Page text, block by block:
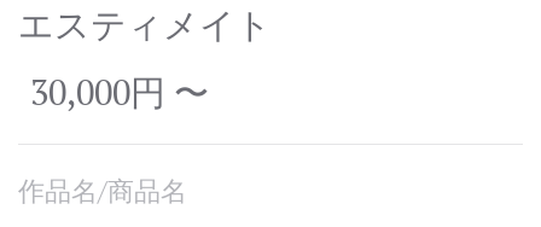
エスティメイト
30,000円 〜
作品名/商品名